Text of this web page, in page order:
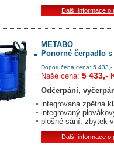
Další informace o
METABO
Ponorné čerpadlo
Doporučená cena: 5 433,-
Naše cena: 5 433,-
Odčerpání,
integrovaná zpětná
integrovaný
plošné sání, zbytek
Další informace o